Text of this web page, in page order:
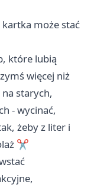
może stać
które lubią
więcej niż
starych,
- wycinać,
żeby z liter i
✂️